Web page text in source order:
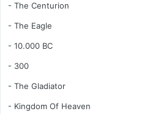
- The Centurion
- The Eagle
- 10.000 BC
- 300
- The Gladiator
- Kingdom Of Heaven